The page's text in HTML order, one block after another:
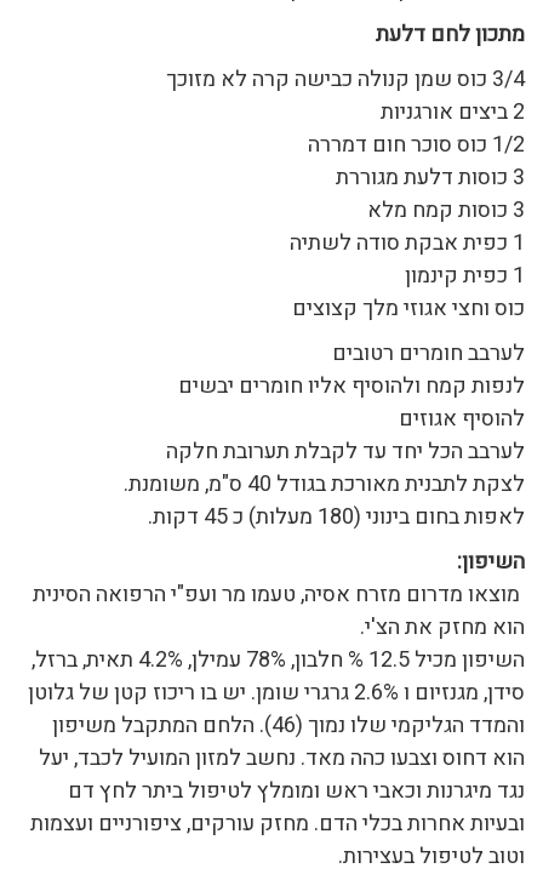
מתכון לחם דלעת
3/4 כוס שמן קנולה כבישה קרה לא מזוכך
2 ביצים אורגניות
1/2 כוס סוכר חום דמררה
3 כוסות דלעת מגוררת
3 כוסות קמח מלא
1 כפית אבקת סודה לשתיה
1 כפית קינמון
כוס וחצי אגוזי מלך קצוצים
לערבב חומרים רטובים
לנפות קמח ולהוסיף אליו חומרים יבשים
להוסיף אגוזים
לערבב הכל יחד עד לקבלת תערובת חלקה
לצקת לתבנית מאורכת בגודל 40 ס"מ, משומנת.
לאפות בחום בינוני (180 מעלות) כ 45 דקות.
השיפון:
מוצאו מדרום מזרח אסיה, טעמו מר ועפ"י הרפואה הסינית
הוא מחזק את הצ'י.
השיפון מכיל 12.5 % חלבון, 78% עמילן, 4.2% תאית, ברזל,
סידן, מגנזיום ו 2.6% גרגרי שומן. יש בו ריכוז קטן של גלוטן
והמדד הגליקמי שלו נמוך (46). הלחם המתקבל משיפון
הוא דחוס וצבעו כהה מאד. נחשב למזון המועיל לכבד, יעל
נגד מיגרנות וכאבי ראש ומומלץ לטיפול ביתר לחץ דם
ובעיות אחרות בכלי הדם. מחזק עורקים, ציפורניים ועצמות
וטוב לטיפול בעצירות.